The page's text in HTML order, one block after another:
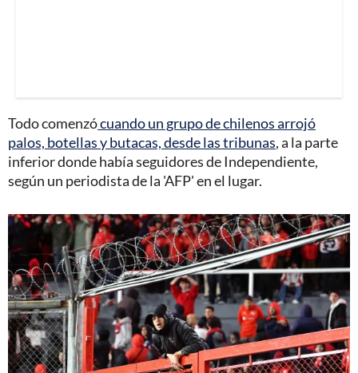
Todo comenzócuando un grupo de chilenos arrojó
palos, botellas y butacas, desde las tribunas, a la parte
inferior donde había seguidores de Independiente,
según un periodista de la 'AFP' en el lugar.